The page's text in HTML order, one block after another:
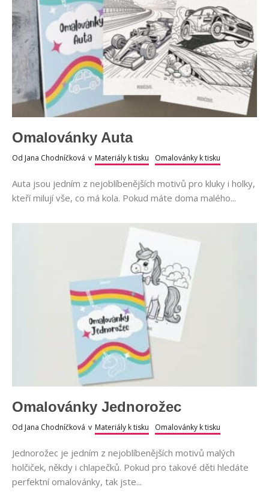
Omalovánky Auta
Od Jana Chodníčková v Materiály k tisku Omalovánky k tisku
Auta jsou jedním z nejoblíbenějších motivů pro kluky i holky,
kteří milují vše, co má kola. Pokud máte doma malého...
Omalovánky Jednorožec
Od Jana Chodníčková v Materiály k tisku Omalovánky k tisku
Jednorožec je jedním z nejoblíbenějších motivů malých
holčiček, někdy i chlapečků. Pokud pro takové děti hledáte
perfektní omalovánky, tak jste...